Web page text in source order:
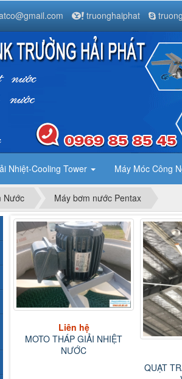
Nhiệt-Cooling Tower Máy Móc Công
truonghaiphat
Nước Máy bơm nước Pentax
Liên hệ